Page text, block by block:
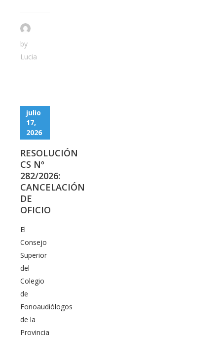
by
Lucia
julio
17,
2026
RESOLUCIÓN
CS Nº
282/2026:
CANCELACIÓN
DE
OFICIO
El
Consejo
Superior
del
Colegio
de
Fonoaudiólogos
de la
Provincia